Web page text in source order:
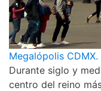
Megalópolis
Durante siglo y
centro del reino